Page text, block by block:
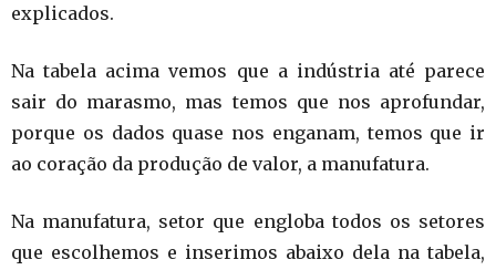
explicados.
Na tabela acima vemos que a indústria até parece
sair do marasmo, mas temos que nos aprofundar,
porque os dados quase nos enganam, temos que ir
ao coração da produção de valor, a manufatura.
Na manufatura, setor que engloba todos os setores
que escolhemos e inserimos abaixo dela na tabela,